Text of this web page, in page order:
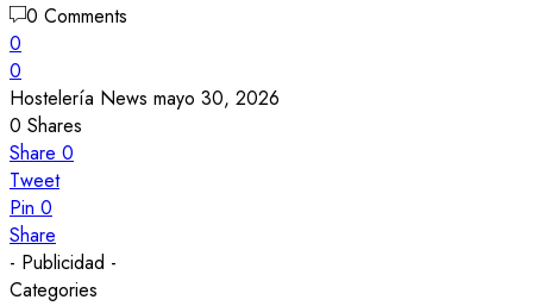
0 Comments
0
0
Hostelería News mayo 30, 2026
0 Shares
Share 0
Tweet
Pin 0
Share
- Publicidad -
Categories